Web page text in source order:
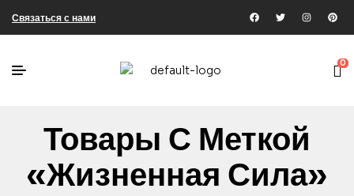
Связаться с нами
0
Товары С Меткой
«жизненная Сила»